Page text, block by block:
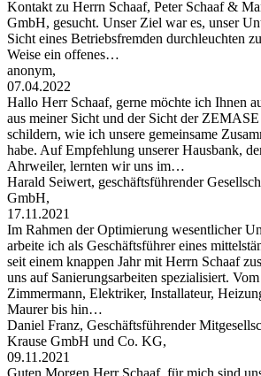
Kontakt zu Herrn Schaaf, Peter Schaaf &
GmbH, gesucht. Unser Ziel war es, unser
Sicht eines Betriebsfremden durchleuchten
Weise ein offenes…
anonym,
07.04.2022
Hallo Herr Schaaf, gerne möchte ich Ihnen
aus meiner Sicht und der Sicht der
schildern, wie ich unsere gemeinsame
habe. Auf Empfehlung unserer Hausbank,
Ahrweiler, lernten wir uns im…
Harald Seiwert, geschäftsführender
GmbH,
17.11.2021
Im Rahmen der Optimierung wesentlicher
arbeite ich als Geschäftsführer eines
seit einem knappen Jahr mit Herrn Schaaf
uns auf Sanierungsarbeiten spezialisiert.
Zimmermann, Elektriker, Installateur,
Maurer bis hin…
Daniel Franz, Geschäftsführender
Krause GmbH und Co. KG,
09.11.2021
Guten Morgen Herr Schaaf, für mich sind